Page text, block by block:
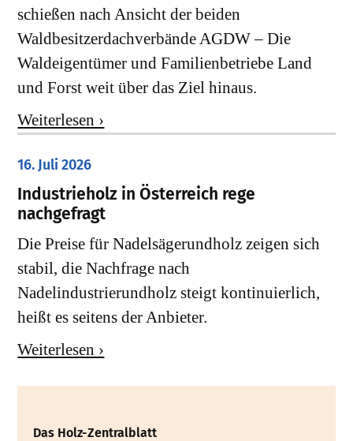
schießen nach Ansicht der beiden
Waldbesitzerdachverbände AGDW – Die
Waldeigentümer und Familienbetriebe Land
und Forst weit über das Ziel hinaus.
Weiterlesen ›
16. Juli 2026
Industrieholz in Österreich rege
nachgefragt
Die Preise für Nadelsägerundholz zeigen sich
stabil, die Nachfrage nach
Nadelindustrierundholz steigt kontinuierlich,
heißt es seitens der Anbieter.
Weiterlesen ›
Das Holz-Zentralblatt